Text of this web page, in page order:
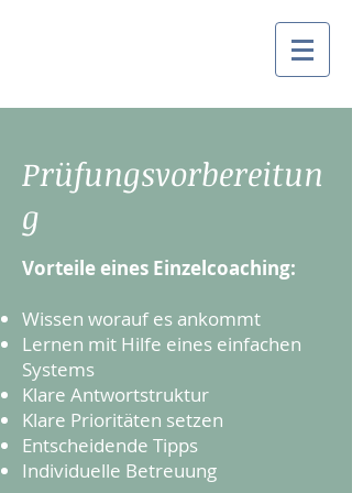
Prüfungsvorbereitun
g
Vorteile eines Einzelcoaching:
Wissen worauf es ankommt
Lernen mit Hilfe eines einfachen
Systems
Klare Antwortstruktur
Klare Prioritäten setzen
Entscheidende Tipps
Individuelle Betreuung